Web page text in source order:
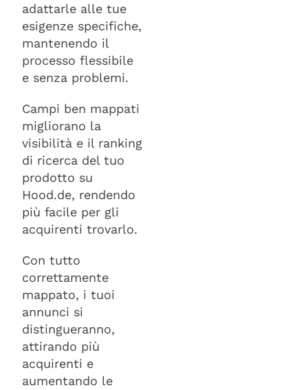
adattarle alle tue
esigenze specifiche,
mantenendo il
processo flessibile
e senza problemi.
Campi ben mappati
migliorano la
visibilità e il ranking
di ricerca del tuo
prodotto su
Hood.de, rendendo
più facile per gli
acquirenti trovarlo.
Con tutto
correttamente
mappato, i tuoi
annunci si
distingueranno,
attirando più
acquirenti e
aumentando le